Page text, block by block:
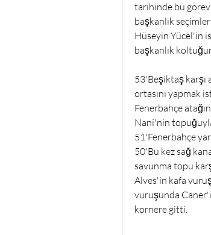
tarihinde bu
başkanlık
Hüseyin Yücel'in
başkanlık
53'Beşiktaş karşı
ortasını yapmak
Fenerbahçe
Nani'nin
51'Fenerbahçe
50'Bu kez sağ
savunma topu
Alves'in kafa
vuruşunda
kornere gitti.